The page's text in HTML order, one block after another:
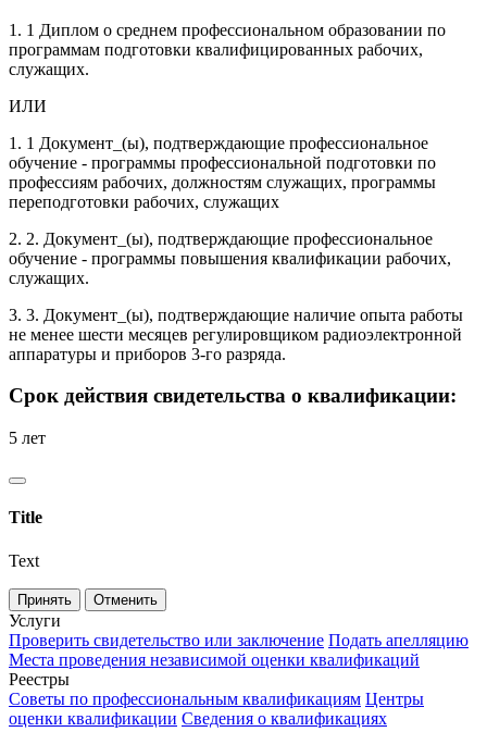
1. 1 Диплом о среднем профессиональном образовании по
программам подготовки квалифицированных рабочих,
служащих.
ИЛИ
1. 1 Документ_(ы), подтверждающие профессиональное
обучение - программы профессиональной подготовки по
профессиям рабочих, должностям служащих, программы
переподготовки рабочих, служащих
2. 2. Документ_(ы), подтверждающие профессиональное
обучение - программы повышения квалификации рабочих,
служащих.
3. 3. Документ_(ы), подтверждающие наличие опыта работы
не менее шести месяцев регулировщиком радиоэлектронной
аппаратуры и приборов 3-го разряда.
Срок действия свидетельства о квалификации:
5 лет
Title
Text
Принять Отменить
Услуги
Проверить свидетельство или заключение Подать апелляцию
Места проведения независимой оценки квалификаций
Реестры
Советы по профессиональным квалификациям Центры
оценки квалификации Сведения о квалификациях